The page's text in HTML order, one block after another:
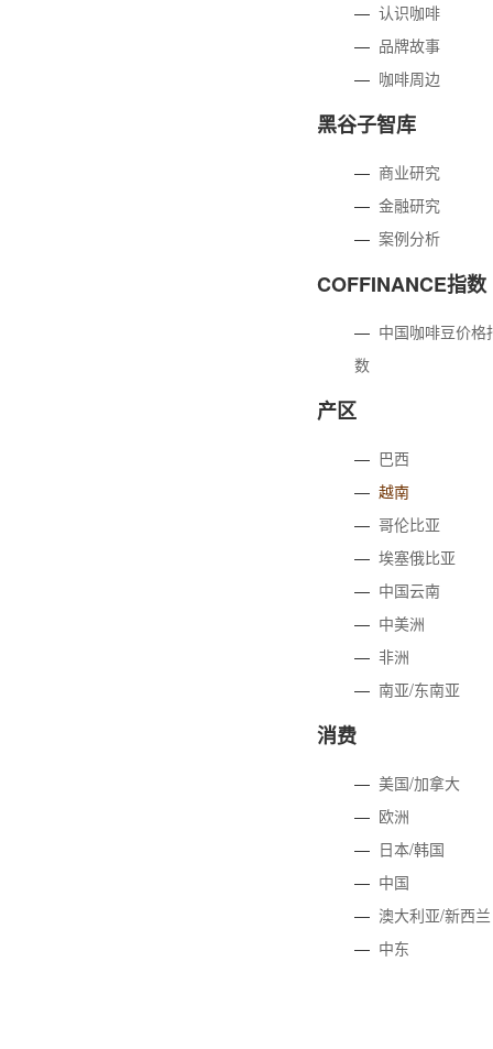
—认识咖啡
— 品牌故事
— 咖啡周边
黑谷子智库
— 商业研究
—金融研究
—案例分析
COFFINANCE指数
— 中国咖啡豆价格
数
产区
— 巴西
—越南
—哥伦比亚
—埃塞俄比亚
— 中国云南
— 中美洲
—非洲
—南亚/东南亚
消费
—美国/加拿大
— 欧洲
— 日本/韩国
— 中国
— 澳大利亚/新西兰
— 中东